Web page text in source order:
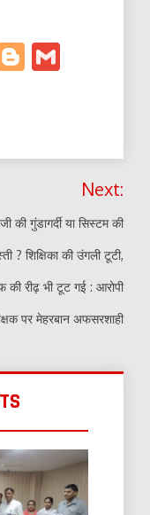
Blogger
Next:
की गुंडागर्दी या सिस्टम की
? शिक्षिका की उंगली टूटी,
की रीढ़ भी टूट गई : आरोपी
पर मेहरबान अफसरशाही